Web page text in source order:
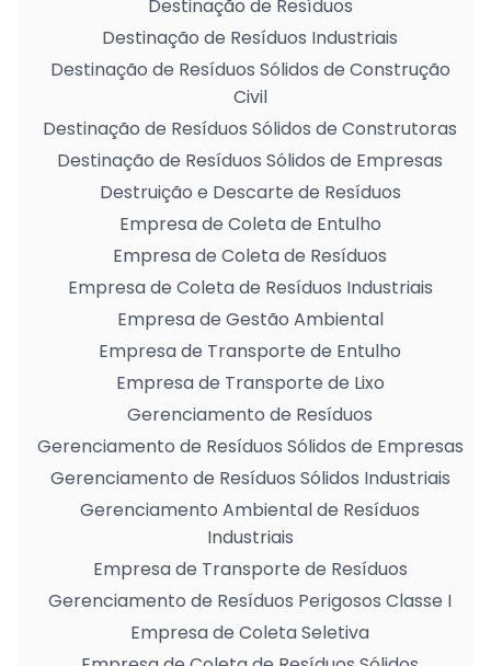
Destinação de Resíduos
Destinação de Resíduos Industriais
Destinação de Resíduos Sólidos de Construção
Civil
Destinação de Resíduos Sólidos de Construtoras
Destinação de Resíduos Sólidos de Empresas
Destruição e Descarte de Resíduos
Empresa de Coleta de Entulho
Empresa de Coleta de Resíduos
Empresa de Coleta de Resíduos Industriais
Empresa de Gestão Ambiental
Empresa de Transporte de Entulho
Empresa de Transporte de Lixo
Gerenciamento de Resíduos
Gerenciamento de Resíduos Sólidos de Empresas
Gerenciamento de Resíduos Sólidos Industriais
Gerenciamento Ambiental de Resíduos
Industriais
Empresa de Transporte de Resíduos
Gerenciamento de Resíduos Perigosos Classe I
Empresa de Coleta Seletiva